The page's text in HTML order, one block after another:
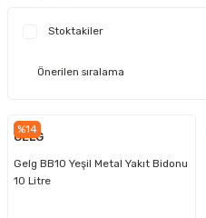
Stoktakiler
%14
GELG
Gelg BB10 Yeşil Metal Yakıt Bidonu
10 Litre